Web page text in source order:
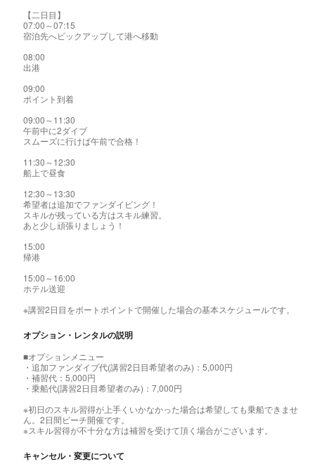
【二日目】
07:00～07:15
宿泊先へピックアップして港へ移動
08:00
出港
09:00
ポイント到着
09:00～11:30
午前中に2ダイブ
スムーズに行けば午前で合格！
11:30～12:30
船上で昼食
12:30～13:30
希望者は追加でファンダイビング！
スキルが残っている方はスキル練習。
あと少し頑張りましょう！
15:00
帰港
15:00～16:00
ホテル送迎
※講習2日目をボートポイントで開催した場合の基本スケジュールです。
オプション・レンタルの説明
■オプションメニュー
・追加ファンダイブ代(講習2日目希望者のみ)：5,000円
・補習代：5,000円
・乗船代(講習2日目希望者のみ)：7,000円
※初日のスキル習得が上手くいかなかった場合は希望しても乗船できませ
ん。2日間ビーチ開催です。
※スキル習得が不十分な方は補習を受けて頂く場合がございます。
キャンセル・変更について